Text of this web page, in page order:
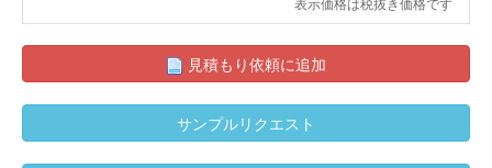
見積もり依頼に追加
サンプルリクエスト